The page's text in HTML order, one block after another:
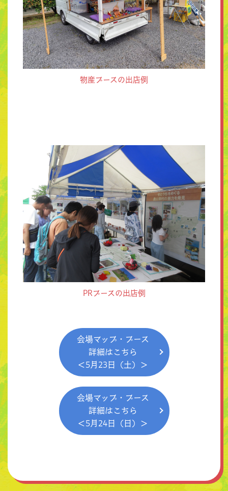
物産ブースの出店例
PRブースの出店例
会場マップ・ブース
詳細はこちら
＜5月23日（土）＞
会場マップ・ブース
詳細はこちら
＜5月24日（日）＞